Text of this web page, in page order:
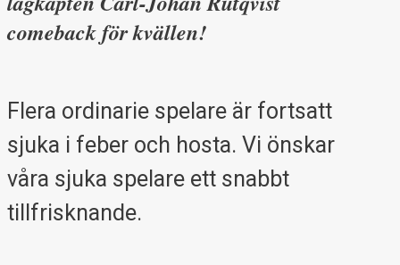
comeback för kvällen!
Flera ordinarie spelare är fortsatt
sjuka i feber och hosta. Vi önskar
våra sjuka spelare ett snabbt
tillfrisknande.